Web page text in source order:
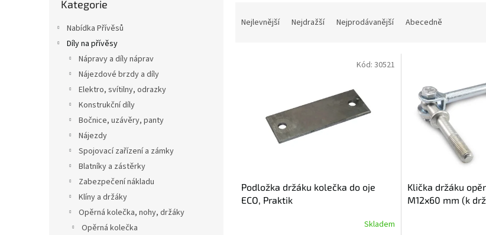
kategorie
Kategorie
Nabídka Přívěsů
Díly na přívěsy
Nápravy a díly náprav
Nájezdové brzdy a díly
Elektro, svítilny, odrazky
Konstrukční díly
Bočnice, uzávěry, panty
Nájezdy
Spojovací zařízení a zámky
Blatníky a zástěrky
Zabezpečení nákladu
Klíny a držáky
Opěrná kolečka, nohy, držáky
Opěrná kolečka
Nejlevnější Nejdražší Nejprodávanější Abecedně
Podložka držáku kolečka do oje
ECO, Praktik
Skladem
Kód: 30521
Klička držáku
M12x60 mm (k